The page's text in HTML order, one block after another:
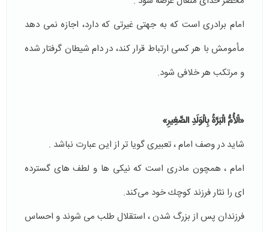
امام برادرى است كه به جهتى غيرتى كه دارد، اجازه نمى دهد
مأمومش با هر كسى ارتباط قرار كند، در دام شيطان گرفتار شده
و مرتكب هر خلافى شود.
«الْأُمُّ الْبَرَّةُ بِالْوَلَدِ الصَّغِيرِ»
شايد در وصف امام ، تعبيرى گويا تر از اين عبارت نباشد .
امام ، همچون مادرى است كه نيكى ها و لطف هاى گسترده
اى را نثار فرزند كوچك خود می‌كند.
فرزندان پس از بزرگ شدن ، استقلال طلب مى شوند و احساس